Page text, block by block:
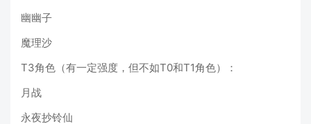
幽幽子
魔理沙
T3角色（有一定强度，但不如T0和T1角色）：
月战
永夜抄铃仙